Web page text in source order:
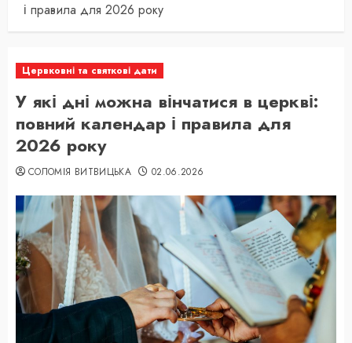
і правила для 2026 року
Цервковні та святкові дати
У які дні можна вінчатися в церкві:
повний календар і правила для
2026 року
СОЛОМІЯ ВИТВИЦЬКА 02.06.2026